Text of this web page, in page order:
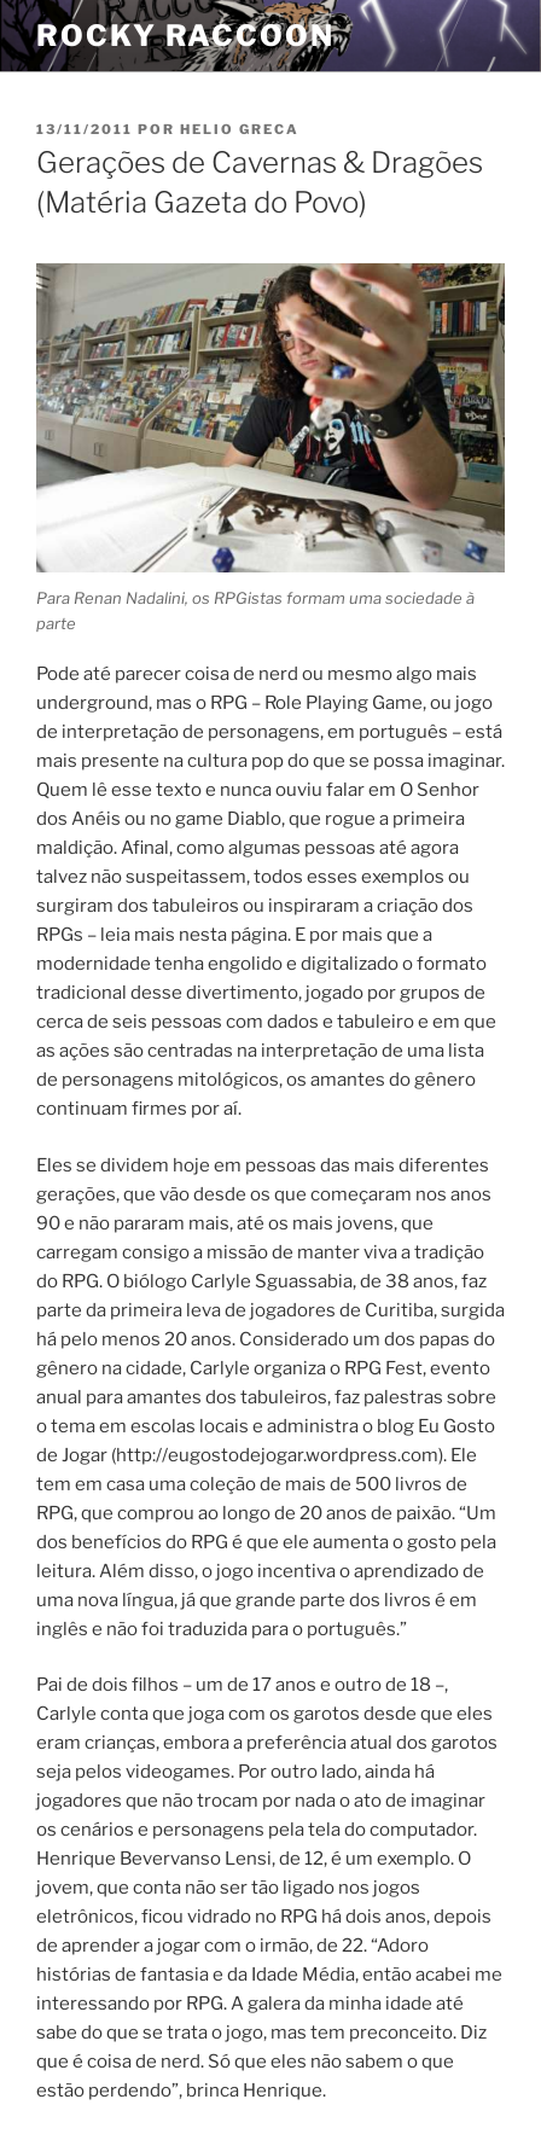
Pular
para
o
ROCKY RACCOON
PUBLICADO
EM
13/11/2011 POR HELIO GRECA
Gerações de Cavernas & Dragões
(Matéria Gazeta do Povo)
Para Renan Nadalini, os RPGistas formam uma sociedade à
parte
Pode até parecer coisa de nerd ou mesmo algo mais
underground, mas o RPG – Role Playing Game, ou jogo
de interpretação de personagens, em português – está
mais presente na cultura pop do que se possa imaginar.
Quem lê esse texto e nunca ouviu falar em O Senhor
dos Anéis ou no game Diablo, que rogue a primeira
maldição. Afinal, como algumas pessoas até agora
talvez não suspeitassem, todos esses exemplos ou
surgiram dos tabuleiros ou inspiraram a criação dos
RPGs – leia mais nesta página. E por mais que a
modernidade tenha engolido e digitalizado o formato
tradicional desse divertimento, jogado por grupos de
cerca de seis pessoas com dados e tabuleiro e em que
as ações são centradas na interpretação de uma lista
de personagens mitológicos, os amantes do gênero
continuam firmes por aí.
Eles se dividem hoje em pessoas das mais diferentes
gerações, que vão desde os que começaram nos anos
90 e não pararam mais, até os mais jovens, que
carregam consigo a missão de manter viva a tradição
do RPG. O biólogo Carlyle Sguassabia, de 38 anos, faz
parte da primeira leva de jogadores de Curitiba, surgida
há pelo menos 20 anos. Considerado um dos papas do
gênero na cidade, Carlyle organiza o RPG Fest, evento
anual para amantes dos tabuleiros, faz palestras sobre
o tema em escolas locais e administra o blog Eu Gosto
de Jogar (http://eugostodejogar.wordpress.com). Ele
tem em casa uma coleção de mais de 500 livros de
RPG, que comprou ao longo de 20 anos de paixão. “Um
dos benefícios do RPG é que ele aumenta o gosto pela
leitura. Além disso, o jogo incentiva o aprendizado de
uma nova língua, já que grande parte dos livros é em
inglês e não foi traduzida para o português.”
Pai de dois filhos – um de 17 anos e outro de 18 –,
Carlyle conta que joga com os garotos desde que eles
eram crianças, embora a preferência atual dos garotos
seja pelos videogames. Por outro lado, ainda há
jogadores que não trocam por nada o ato de imaginar
os cenários e personagens pela tela do computador.
Henrique Bevervanso Lensi, de 12, é um exemplo. O
jovem, que conta não ser tão ligado nos jogos
eletrônicos, ficou vidrado no RPG há dois anos, depois
de aprender a jogar com o irmão, de 22. “Adoro
histórias de fantasia e da Idade Média, então acabei me
interessando por RPG. A galera da minha idade até
sabe do que se trata o jogo, mas tem preconceito. Diz
que é coisa de nerd. Só que eles não sabem o que
estão perdendo”, brinca Henrique.